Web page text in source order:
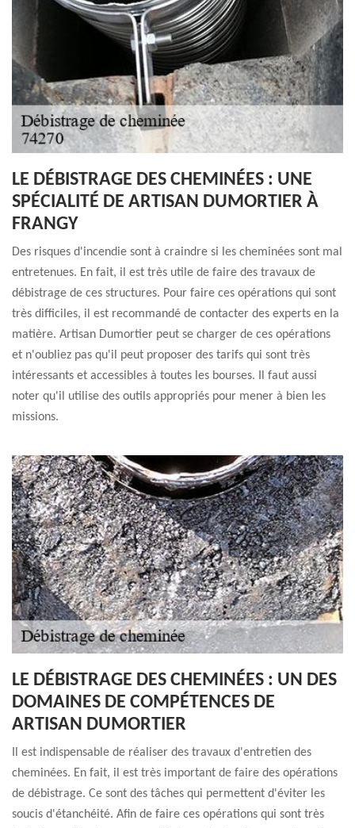
LE DÉBISTRAGE DES CHEMINÉES : UNE
SPÉCIALITÉ DE ARTISAN DUMORTIER À
FRANGY
Des risques d'incendie sont à craindre si les cheminées sont mal
entretenues. En fait, il est très utile de faire des travaux de
débistrage de ces structures. Pour faire ces opérations qui sont
très difficiles, il est recommandé de contacter des experts en la
matière. Artisan Dumortier peut se charger de ces opérations
et n'oubliez pas qu'il peut proposer des tarifs qui sont très
intéressants et accessibles à toutes les bourses. Il faut aussi
noter qu'il utilise des outils appropriés pour mener à bien les
missions.
LE DÉBISTRAGE DES CHEMINÉES : UN DES
DOMAINES DE COMPÉTENCES DE
ARTISAN DUMORTIER
Il est indispensable de réaliser des travaux d'entretien des
cheminées. En fait, il est très important de faire des opérations
de débistrage. Ce sont des tâches qui permettent d'éviter les
soucis d'étanchéité. Afin de faire ces opérations qui sont très